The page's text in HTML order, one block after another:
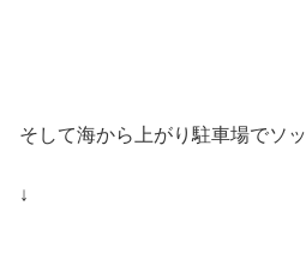
そして海から上がり駐車場でソ
↓